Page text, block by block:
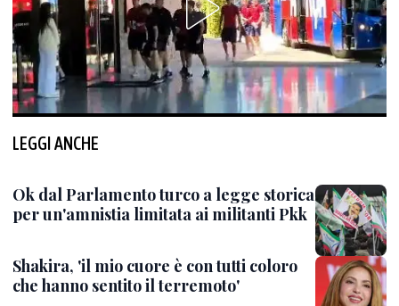
LEGGI ANCHE
Ok dal Parlamento turco a legge storica
per un'amnistia limitata ai militanti Pkk
Shakira, 'il mio cuore è con tutti coloro
che hanno sentito il terremoto'